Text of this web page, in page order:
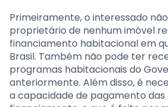
Primeiramente, o interessado
proprietário de nenhum imóvel
financiamento habitacional em
Brasil. Também não pode ter
programas habitacionais do
anteriormente. Além disso, é
a capacidade de pagamento